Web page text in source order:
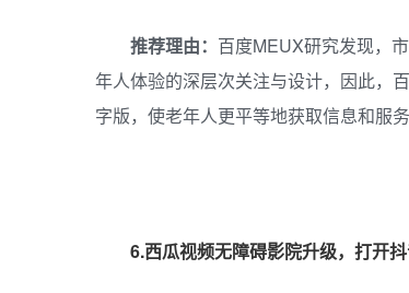
推荐理由： 百度MEUX研究发现，
年人体验的深层次关注与设计，因此，
字版，使老年人更平等地获取信息和服
6.西瓜视频无障碍影院升级，打开